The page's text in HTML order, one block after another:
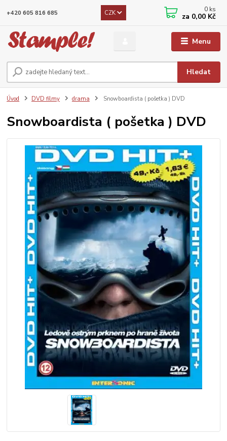
Menu
CZK
Hledat
+420 605 816 685 0 ks
za 0,00 Kč
Úvod DVD filmy drama Snowboardista ( pošetka ) DVD
Snowboardista ( pošetka ) DVD